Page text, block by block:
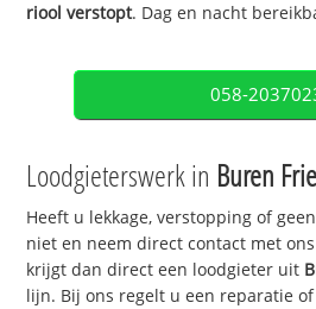
riool verstopt. Dag en nacht
058-
Loodgieterswerk in Buren
Heeft u lekkage, verstopping of
niet en neem direct contact met
krijgt dan direct een loodgieter uit
lijn. Bij ons regelt u een reparatie